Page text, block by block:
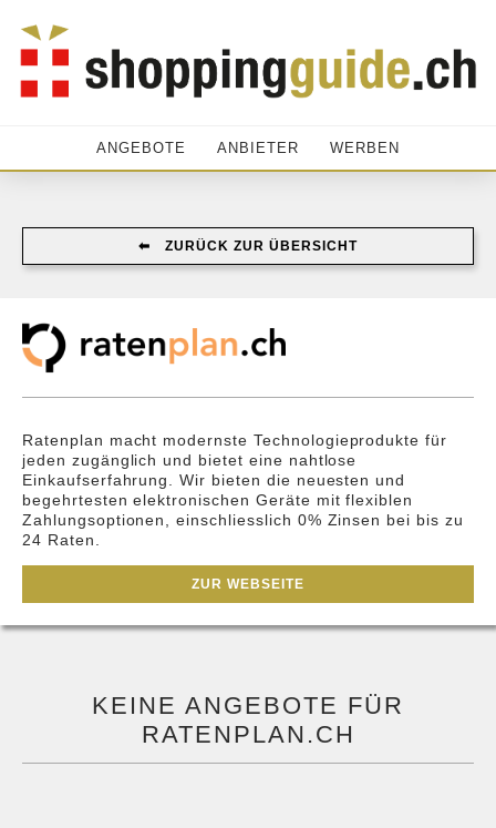
ANGEBOTE ANBIETER WERBEN
⬅︎ ZURÜCK ZUR ÜBERSICHT
Ratenplan macht modernste Technologieprodukte für
jeden zugänglich und bietet eine nahtlose
Einkaufserfahrung. Wir bieten die neuesten und
begehrtesten elektronischen Geräte mit flexiblen
Zahlungsoptionen, einschliesslich 0% Zinsen bei bis zu
24 Raten.
ZUR WEBSEITE
KEINE ANGEBOTE FÜR
RATENPLAN.CH